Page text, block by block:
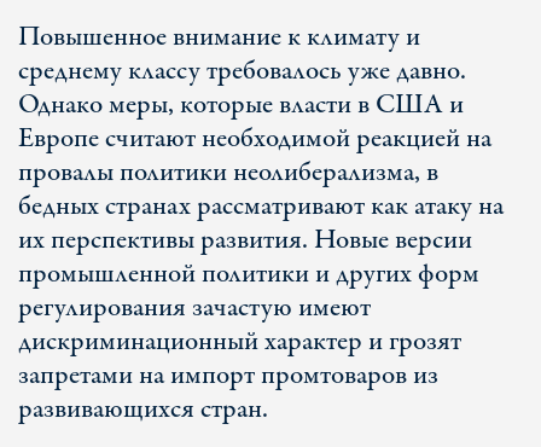
Повышенное внимание к климату и
среднему классу требовалось уже давно.
Однако меры, которые власти в США и
Европе считают необходимой реакцией на
провалы политики неолиберализма, в
бедных странах рассматривают как атаку на
их перспективы развития. Новые версии
промышленной политики и других форм
регулирования зачастую имеют
дискриминационный характер и грозят
запретами на импорт промтоваров из
развивающихся стран.